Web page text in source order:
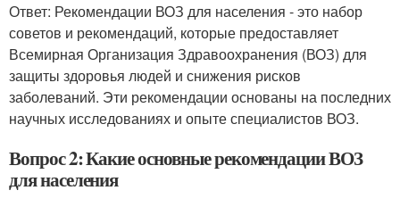
Ответ: Рекомендации ВОЗ для населения - это набор
советов и рекомендаций, которые предоставляет
Всемирная Организация Здравоохранения (ВОЗ) для
защиты здоровья людей и снижения рисков
заболеваний. Эти рекомендации основаны на последних
научных исследованиях и опыте специалистов ВОЗ.
Вопрос 2: Какие основные рекомендации ВОЗ
для населения